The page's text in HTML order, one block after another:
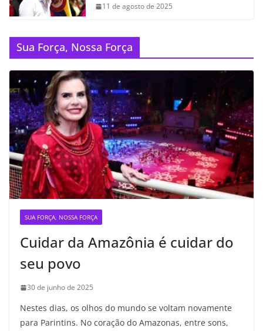
11 de agosto de 2025
Sua Força, Nossa Força
SUA FORÇA, NOSSA FORÇA
Cuidar da Amazônia é cuidar do
seu povo
30 de junho de 2025
Nestes dias, os olhos do mundo se voltam novamente
para Parintins. No coração do Amazonas, entre sons,